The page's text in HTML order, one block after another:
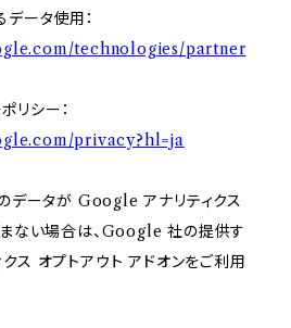
ータ使用：
technologies/partner
リシー：
privacy?hl=ja
データが Google アナリティクス
ない場合は、Google 社の提供す
ス オプトアウト アドオンをご利用